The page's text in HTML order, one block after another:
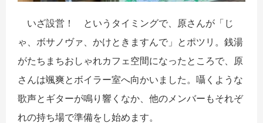
いざ設営！ というタイミングで、原さんが「じ
ゃ、ボサノヴァ、かけときますんで」とポツリ。銭湯
がたちまちおしゃれカフェ空間になったところで、原
さんは颯爽とボイラー室へ向かいました。囁くような
歌声とギターが鳴り響くなか、他のメンバーもそれぞ
れの持ち場で準備をし始めます。